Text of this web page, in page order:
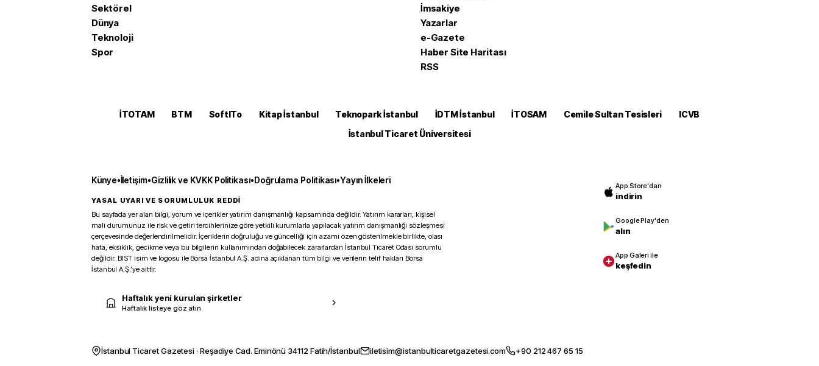
Sektörel
Dünya
Teknoloji
Spor
İmsakiye
Yazarlar
e-Gazete
Haber Site Haritası
RSS
İTOTAM BTM SoftITo Kitap İstanbul Teknopark İstanbul İDTM İstanbul İTOSAM Cemile Sultan Tesisleri
ICVB
İstanbul Ticaret Üniversitesi
Künye•İletişim•Gizlilik ve KVKK Politikası•Doğrulama Politikası•Yayın İlkeleri
YASAL UYARI VE SORUMLULUK REDDİ
Bu sayfada yer alan bilgi, yorum ve içerikler yatırım danışmanlığı kapsamında değildir. Yatırım kararları, kişisel
mali durumunuz ile risk ve getiri tercihlerinize göre yetkili kurumlarla yapılacak yatırım danışmanlığı sözleşmesi
çerçevesinde değerlendirilmelidir. İçeriklerin doğruluğu ve güncelliği için azami özen gösterilmekle birlikte, olası
hata, eksiklik, gecikme veya bu bilgilerin kullanımından doğabilecek zararlardan İstanbul Ticaret Odası sorumlu
değildir. BIST isim ve logosu ile Borsa İstanbul A.Ş. adına açıklanan tüm bilgi ve verilerin telif hakları Borsa
İstanbul A.Ş.’ye aittir.
Haftalık yeni kurulan şirketler
Haftalık listeye göz atın
App Store'dan
indirin
Google Play'den
alın
App Galeri ile
keşfedin
İstanbul Ticaret Gazetesi · Reşadiye Cad. Eminönü 34112 Fatih/İstanbul iletisim@istanbulticaretgazetesi.com +90 212 467 65 15